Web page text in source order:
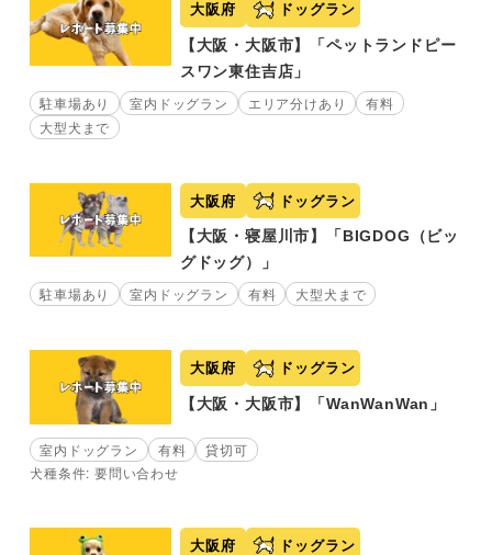
大阪府 ドッグラン
【大阪・大阪市】「ペットランドピー
スワン東住吉店」
駐車場あり 室内ドッグラン エリア分けあり
有料
大型犬まで
大阪府 ドッグラン
【大阪・寝屋川市】「BIGDOG（ビッ
グドッグ）」
駐車場あり 室内ドッグラン 有料 大型犬まで
大阪府 ドッグラン
【大阪・大阪市】「WanWanWan」
室内ドッグラン 有料
貸切可
犬種条件: 要問い合わせ
大阪府 ドッグラン